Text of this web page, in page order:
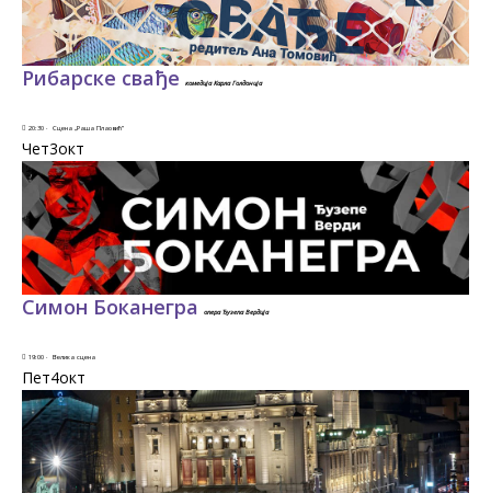
Рибарске свађе комедија Карла Голдонија
20:30 · Сцена „Раша Плаовић”
Чет3окт
Симон Боканегра опера Ђузепа Вердија
19:00 · Велика сцена
Пет4окт